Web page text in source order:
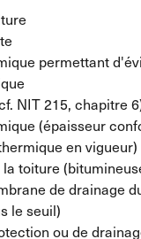
permettant
NIT 215, chapitre
(épaisseur
en vigueur)
toiture
de drainage
le seuil)
ou de